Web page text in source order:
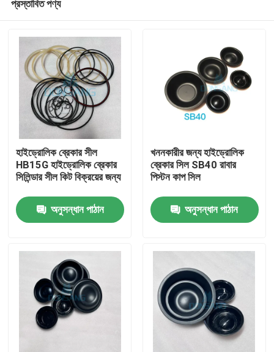
পণ্য
প্রস্তাবিত পণ্য
হাইড্রোলিক ব্রেকার সীল
HB15G হাইড্রোলিক ব্রেকার
সিলিন্ডার সীল কিট বিক্রয়ের জন্য
অনুসন্ধান পাঠান
খননকারীর জন্য হাইড্রোলিক
ব্রেকার সিল SB40 রাবার
পিস্টন কাপ সিল
অনুসন্ধান পাঠান